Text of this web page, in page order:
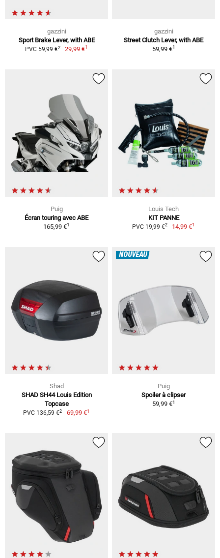
gazzini
Sport Brake Lever, with ABE
PVC 59,99 €2 29,99 €1
gazzini
Street Clutch Lever, with ABE
59,99 €1
Puig
Écran touring avec ABE
165,99 €1
Louis Tech
KIT PANNE
PVC 19,99 €2 14,99 €1
Shad
SHAD SH44 Louis Edition
Topcase
PVC 136,59 €2 69,99 €1
NOUVEAU
Puig
Spoiler à clipser
59,99 €1